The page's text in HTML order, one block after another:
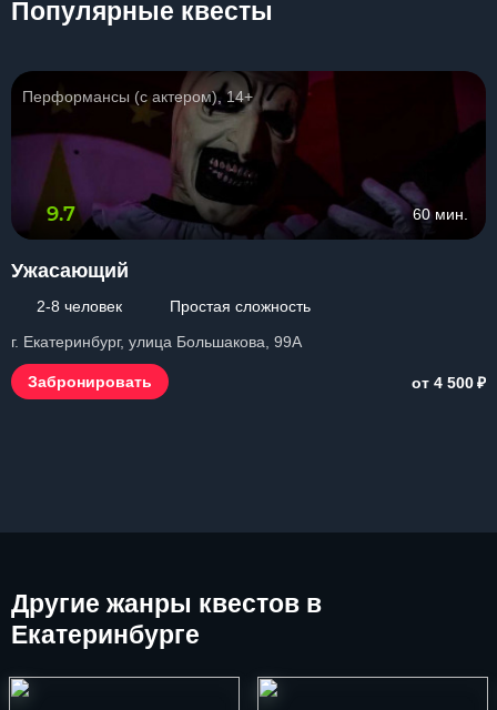
Популярные квесты
Перформансы (с актером), 14+
9.7 60 мин.
Ужасающий
2-8 человек
Простая сложность
г. Екатеринбург, улица Большакова, 99А
Забронировать от 4 500₽
Другие жанры квестов в
Екатеринбурге